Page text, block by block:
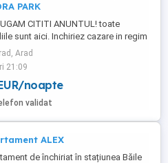
PARK
CITITI ANUNTUL! toate
sunt aici. Inchiriez cazare in regim
garsoniere in zona UTA de 30mp
noi la ARED-urile noi
AFI-McDrive de 60mp pentru cei care
si mai calitate, sau pentru
apartament nou si mai spatios
Arad
21:09
noapte
validat
ALEX
de închiriat în stațiunea Băile